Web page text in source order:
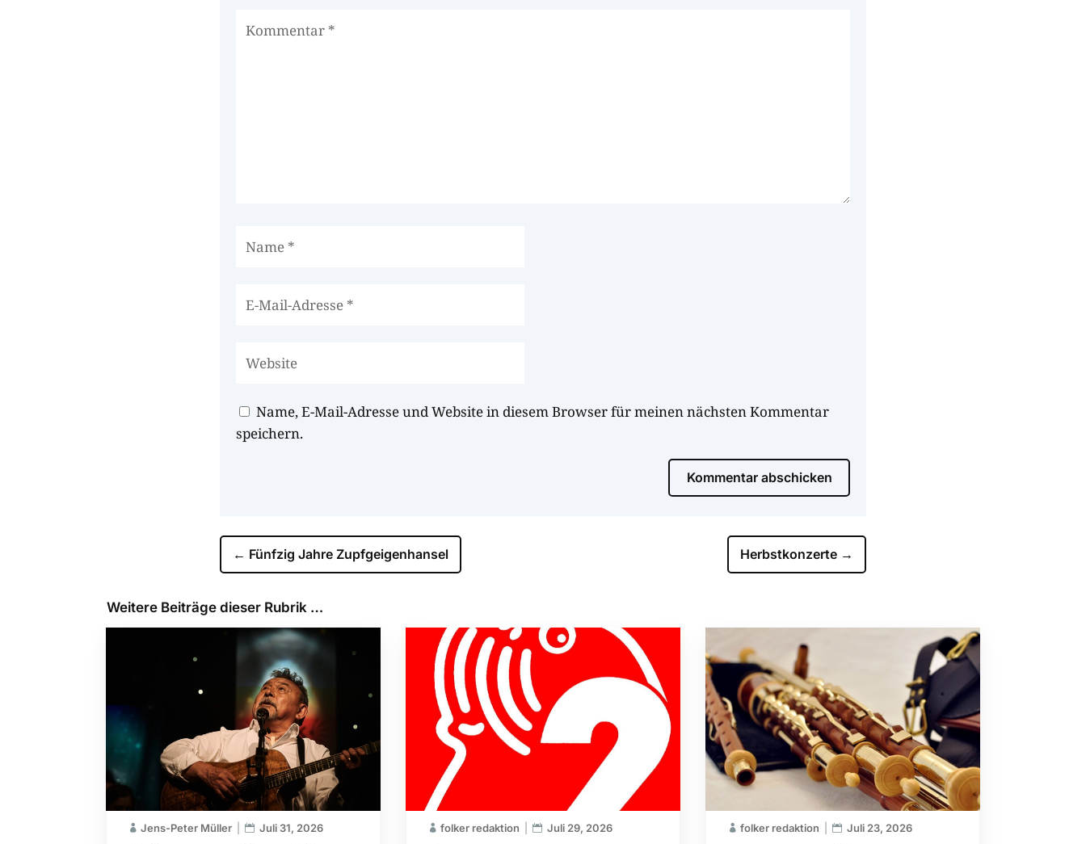
Name, E-Mail-Adresse und Website in diesem Browser für meinen nächsten Kommentar
speichern.
Kommentar abschicken
← Fünfzig Jahre Zupfgeigenhansel Herbstkonzerte →
Weitere Beiträge dieser Rubrik …
Jens-Peter Müller Juli 31, 2026 folker redaktion Juli 29, 2026 folker redaktion Juli 23, 2026